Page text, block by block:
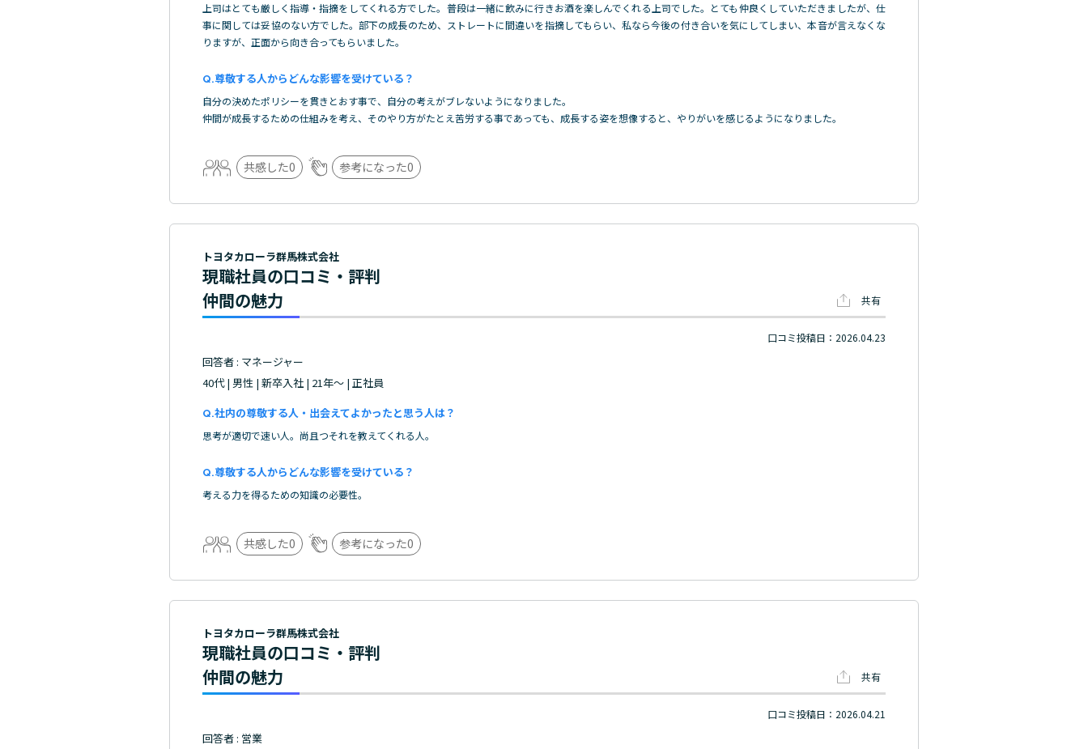
上司はとても厳しく指導・指摘をしてくれる方でした。普段は一緒に飲みに行きお酒を楽しんでくれる上司でした。とても仲良くしていただきましたが、仕
事に関しては妥協のない方でした。部下の成長のため、ストレートに間違いを指摘してもらい、私なら今後の付き合いを気にしてしまい、本音が言えなくな
りますが、正面から向き合ってもらいました。
尊敬する人からどんな影響を受けている？
自分の決めたポリシーを貫きとおす事で、自分の考えがブレないようになりました。
仲間が成長するための仕組みを考え、そのやり方がたとえ苦労する事であっても、成長する姿を想像すると、やりがいを感じるようになりました。
共感した0 参考になった0
トヨタカローラ群馬株式会社
現職社員の口コミ・評判
仲間の魅力
共有
口コミ投稿日：2026.04.23
回答者 : マネージャー
40代 | 男性 | 新卒入社 | 21年～ | 正社員
社内の尊敬する人・出会えてよかったと思う人は？
思考が適切で速い人。尚且つそれを教えてくれる人。
尊敬する人からどんな影響を受けている？
考える力を得るための知識の必要性。
共感した0 参考になった0
トヨタカローラ群馬株式会社
現職社員の口コミ・評判
仲間の魅力
共有
口コミ投稿日：2026.04.21
回答者 : 営業